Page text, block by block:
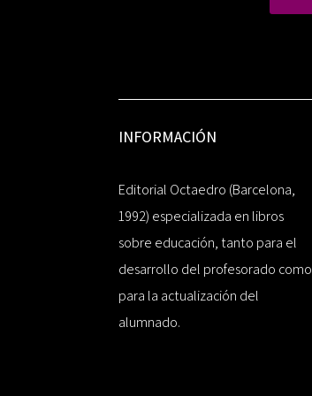
INFORMACIÓN
Editorial Octaedro (Barcelona,
1992) especializada en libros
sobre educación, tanto para el
desarrollo del profesorado como
para la actualización del
alumnado.